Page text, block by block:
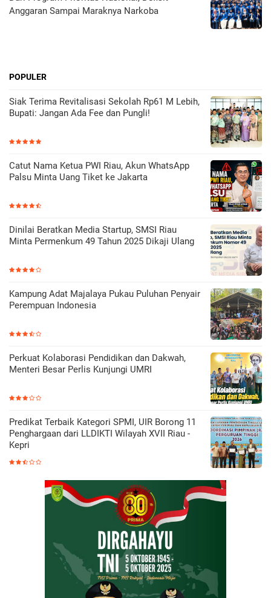
Anggaran Sampai Maraknya Narkoba
POPULER
Siak Terima Revitalisasi Sekolah Rp61 M Lebih,
Bupati: Jangan Ada Fee dan Pungli!
Catut Nama Ketua PWI Riau, Akun WhatsApp
Palsu Minta Uang Tiket ke Jakarta
Dinilai Beratkan Media Startup, SMSI Riau
Minta Permenkum 49 Tahun 2025 Dikaji Ulang
Kampung Adat Majalaya Pukau Puluhan Penyair
Perempuan Indonesia
Perkuat Kolaborasi Pendidikan dan Dakwah,
Menteri Besar Perlis Kunjungi UMRI
Predikat Terbaik Kategori SPMI, UIR Borong 11
Penghargaan dari LLDIKTI Wilayah XVII Riau -
Kepri